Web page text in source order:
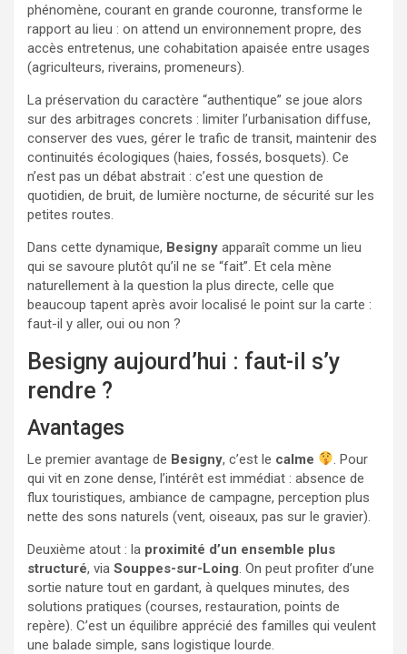
phénomène, courant en grande couronne, transforme le
rapport au lieu : on attend un environnement propre, des
accès entretenus, une cohabitation apaisée entre usages
(agriculteurs, riverains, promeneurs).
La préservation du caractère “authentique” se joue alors
sur des arbitrages concrets : limiter l’urbanisation diffuse,
conserver des vues, gérer le trafic de transit, maintenir des
continuités écologiques (haies, fossés, bosquets). Ce
n’est pas un débat abstrait : c’est une question de
quotidien, de bruit, de lumière nocturne, de sécurité sur les
petites routes.
Dans cette dynamique, Besigny apparaît comme un lieu
qui se savoure plutôt qu’il ne se “fait”. Et cela mène
naturellement à la question la plus directe, celle que
beaucoup tapent après avoir localisé le point sur la carte :
faut-il y aller, oui ou non ?
Besigny aujourd’hui : faut-il s’y
rendre ?
Avantages
Le premier avantage de Besigny, c’est le calme
. Pour
qui vit en zone dense, l’intérêt est immédiat : absence de
flux touristiques, ambiance de campagne, perception plus
nette des sons naturels (vent, oiseaux, pas sur le gravier).
Deuxième atout : la proximité d’un ensemble plus
structuré, via Souppes-sur-Loing. On peut profiter d’une
sortie nature tout en gardant, à quelques minutes, des
solutions pratiques (courses, restauration, points de
repère). C’est un équilibre apprécié des familles qui veulent
une balade simple, sans logistique lourde.